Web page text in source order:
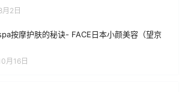
2日
按摩护肤的秘诀- FACE日本小颜美容（望京
月16日